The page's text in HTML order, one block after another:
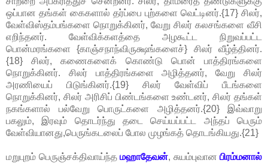
ஒப்பான தங்கள் கைகளால் தர்ப்பை புற்களை வெட்டினர்.{17} சிலர்,
வேள்விஸ்தம்பங்களை நொறுக்கினர், வேறு சிலர் கலசங்களை வீசி
எறிந்தனர். வேள்விக்களத்தை அழகூட்ட நிறுவப்பட்ட
பொன்மரங்களை {காஞ்சநாந்விருக்ஷங்களைச்} சிலர் வீழ்த்தினர்.
{18} சிலர், கணைகளைக் கொண்டு பொன் பாத்திரங்களை
நொறுக்கினர். சிலர் பாத்திரங்களை அழித்தனர், வேறு சிலர்
அரணியைப் பிடுங்கினர்.{19} சிலர் வேள்விப் பீடங்களை
நொறுக்கினர், சிலர் அரிசிப் பிண்டங்களை உண்டனர், சிலர் தங்கள்
நகங்களால் பல்வேறு பொருட்களை அழித்தனர்.{20} இவ்வாறு
பகலும், இரவும் தொடர்ந்து தடை செய்யப்பட்ட அந்தப் பெரும்
வேள்வியானது,பெருங்கடலைப் போல முழங்கத் தொடங்கியது.{21}
மறுபுறம் பெருஞ்சக்திவாய்ந்த மஹாதேவன், சுயம்புவான பிரம்மனால்